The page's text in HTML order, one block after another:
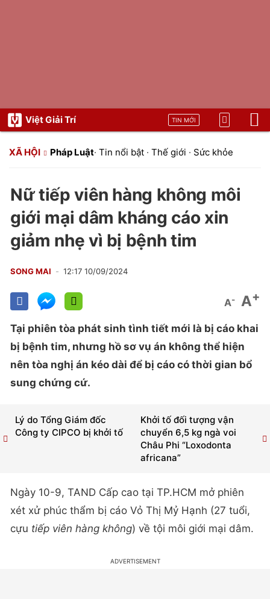
Việt Giải Trí TIN MỚI
XÃ HỘI Pháp Luật· Tin nổi bật · Thế giới · Sức khỏe
Nữ tiếp viên hàng không môi
giới mại dâm kháng cáo xin
giảm nhẹ vì bị bệnh tim
SONG MAI 12:17 10/09/2024
A- A+
Tại phiên tòa phát sinh tình tiết mới là bị cáo khai
bị bệnh tim, nhưng hồ sơ vụ án không thể hiện
nên tòa nghị án kéo dài để bị cáo có thời gian bổ
sung chứng cứ.
Khởi tố đối tượng vận
chuyển 6,5 kg ngà voi
Châu Phi “Loxodonta
africana”
Lý do Tổng Giám đốc
Công ty CIPCO bị khởi tố
Ngày 10-9, TAND Cấp cao tại TP.HCM mở phiên
xét xử phúc thẩm bị cáo Vỏ Thị Mỷ Hạnh (27 tuổi,
cựu tiếp viên hàng không) về tội môi giới mại dâm.